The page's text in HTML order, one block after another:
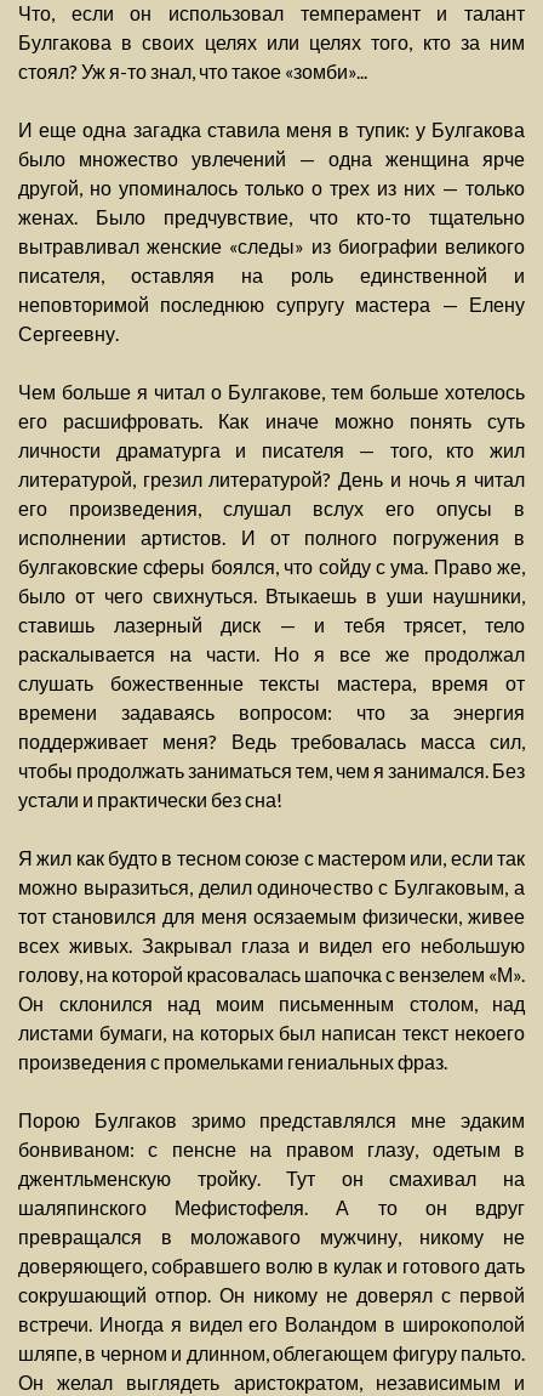
Что, если он использовал темперамент и талант
Булгакова в своих целях или целях того, кто за ним
стоял? Уж я-то знал, что такое «зомби»...
И еще одна загадка ставила меня в тупик: у Булгакова
было множество увлечений — одна женщина ярче
другой, но упоминалось только о трех из них — только
женах. Было предчувствие, что кто-то тщательно
вытравливал женские «следы» из биографии великого
писателя, оставляя на роль единственной и
неповторимой последнюю супругу мастера — Елену
Сергеевну.
Чем больше я читал о Булгакове, тем больше хотелось
его расшифровать. Как иначе можно понять суть
личности драматурга и писателя — того, кто жил
литературой, грезил литературой? День и ночь я читал
его произведения, слушал вслух его опусы в
исполнении артистов. И от полного погружения в
булгаковские сферы боялся, что сойду с ума. Право же,
было от чего свихнуться. Втыкаешь в уши наушники,
ставишь лазерный диск — и тебя трясет, тело
раскалывается на части. Но я все же продолжал
слушать божественные тексты мастера, время от
времени задаваясь вопросом: что за энергия
поддерживает меня? Ведь требовалась масса сил,
чтобы продолжать заниматься тем, чем я занимался. Без
устали и практически без сна!
Я жил как будто в тесном союзе с мастером или, если так
можно выразиться, делил одиночество с Булгаковым, а
тот становился для меня осязаемым физически, живее
всех живых. Закрывал глаза и видел его небольшую
голову, на которой красовалась шапочка с вензелем «М».
Он склонился над моим письменным столом, над
листами бумаги, на которых был написан текст некоего
произведения с промельками гениальных фраз.
Порою Булгаков зримо представлялся мне эдаким
бонвиваном: с пенсне на правом глазу, одетым в
джентльменскую тройку. Тут он смахивал на
шаляпинского Мефистофеля. А то он вдруг
превращался в моложавого мужчину, никому не
доверяющего, собравшего волю в кулак и готового дать
сокрушающий отпор. Он никому не доверял с первой
встречи. Иногда я видел его Воландом в широкополой
шляпе, в черном и длинном, облегающем фигуру пальто.
Он желал выглядеть аристократом, независимым и